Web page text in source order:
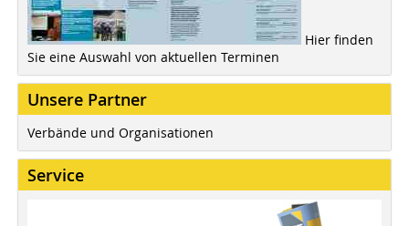
Hier finden
Sie eine Auswahl von aktuellen Terminen
Unsere Partner
Verbände und Organisationen
Service